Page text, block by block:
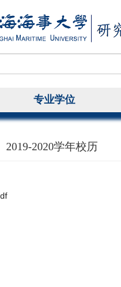
专业学位
2019-2020学年校历